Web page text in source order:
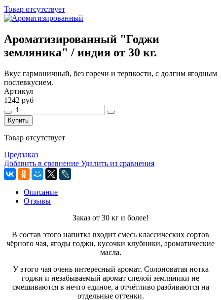
Товар отсутствует
Ароматизированный "Годжи
земляника" / индия от 30 кг.
Вкус гармоничный, без горечи и терпкости, с долгим ягодным
послевкусием.
Артикул
1242 руб
Купить
Товар отсутствует
Предзаказ
Добавить в сравнение Удалить из сравнения
Описание
Отзывы
Заказ от 30 кг и более!
В состав этого напитка входит смесь классических сортов
чёрного чая, ягоды годжи, кусочки клубники, ароматические
масла.
У этого чая очень интересный аромат. Солоноватая нотка
годжи и незабываемый аромат спелой земляники не
смешиваются в нечто единое, а отчётливо разбиваются на
отдельные оттенки.